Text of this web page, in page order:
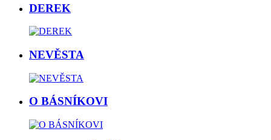
DEREK
NEVĚSTA
O BÁSNÍKOVI